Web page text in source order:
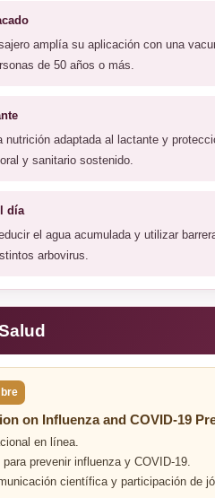
amplía su aplicación con una
de 50 años o más.
nutrición adaptada al lactante y
y sanitario sostenido.
día
el agua acumulada y utilizar
arbovirus.
on Influenza and COVID-19
en línea.
prevenir influenza y COVID-19.
científica y participación de